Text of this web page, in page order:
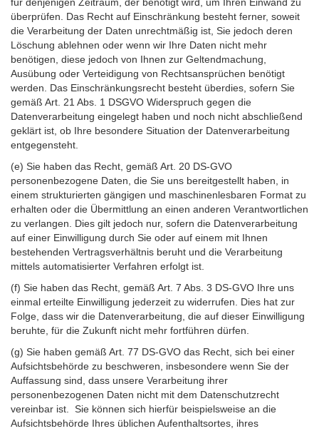
überprüfen. Das Recht auf Einschränkung besteht ferner, soweit
die Verarbeitung der Daten unrechtmäßig ist, Sie jedoch deren
Löschung ablehnen oder wenn wir Ihre Daten nicht mehr
benötigen, diese jedoch von Ihnen zur Geltendmachung,
Ausübung oder Verteidigung von Rechtsansprüchen benötigt
werden. Das Einschränkungsrecht besteht überdies, sofern Sie
gemäß Art. 21 Abs. 1 DSGVO Widerspruch gegen die
Datenverarbeitung eingelegt haben und noch nicht abschließend
geklärt ist, ob Ihre besondere Situation der Datenverarbeitung
entgegensteht.
(e) Sie haben das Recht, gemäß Art. 20 DS-GVO
personenbezogene Daten, die Sie uns bereitgestellt haben, in
einem strukturierten gängigen und maschinenlesbaren Format zu
erhalten oder die Übermittlung an einen anderen Verantwortlichen
zu verlangen. Dies gilt jedoch nur, sofern die Datenverarbeitung
auf einer Einwilligung durch Sie oder auf einem mit Ihnen
bestehenden Vertragsverhältnis beruht und die Verarbeitung
mittels automatisierter Verfahren erfolgt ist.
(f) Sie haben das Recht, gemäß Art. 7 Abs. 3 DS-GVO Ihre uns
einmal erteilte Einwilligung jederzeit zu widerrufen. Dies hat zur
Folge, dass wir die Datenverarbeitung, die auf dieser Einwilligung
beruhte, für die Zukunft nicht mehr fortführen dürfen.
(g) Sie haben gemäß Art. 77 DS-GVO das Recht, sich bei einer
Aufsichtsbehörde zu beschweren, insbesondere wenn Sie der
Auffassung sind, dass unsere Verarbeitung ihrer
personenbezogenen Daten nicht mit dem Datenschutzrecht
vereinbar ist. Sie können sich hierfür beispielsweise an die
Aufsichtsbehörde Ihres üblichen Aufenthaltsortes, ihres